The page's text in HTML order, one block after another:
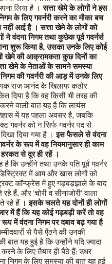
लिया है ।सत्ता खेमे के लोगों ने इस
के लिए गवर्नरी करने का मौका बच
आई है । सत्ता खेमे के लोगों को
ने वंदना निगम तथा कुछेक पूर्व गवर्नर्स
शुरू किया है, उसका उनके लिए कोई
खेमे की आक्रामकता कुछ दिनों का
खेमे के नेताओं के सामने समस्या
की गवर्नरी की आड़ में उनके लिए
राज आनंद के खिलाफ कठोर
है कि वह किसी भी तरह की
करने वाली बात यह है कि लायंस
में यह पहला अवसर है, जबकि
गवर्नर को न सिर्फ गवर्नर पद से
दिया गया है ।इस फैसले से वंदना
के रूप में वह नियमानुसार ही काम
से दूर ही रहें ।
कि उन्होंने तथा उनके पति पूर्व गवर्नर
में आम और खास लोगों को
कॉन्फ्रेंस में हुए गड़बड़झाले के बाद
हैं, और 'चोरी व सीनाजोरी' वाला
रहे हैं ।इसके चलते यह दोनों ही लोगों
में हैं कि यह कोई गड़बड़ी करें तो वह
में वंदना निगम पर दबाव बढ़ गया है
से पैसे ऐंठने की उनकी
यह हुई है कि उन्होंने यदि ज्यादा
के लिए तैयार ही बैठे हैं; उधर
निगम के लिए समस्या की बात यह हुई